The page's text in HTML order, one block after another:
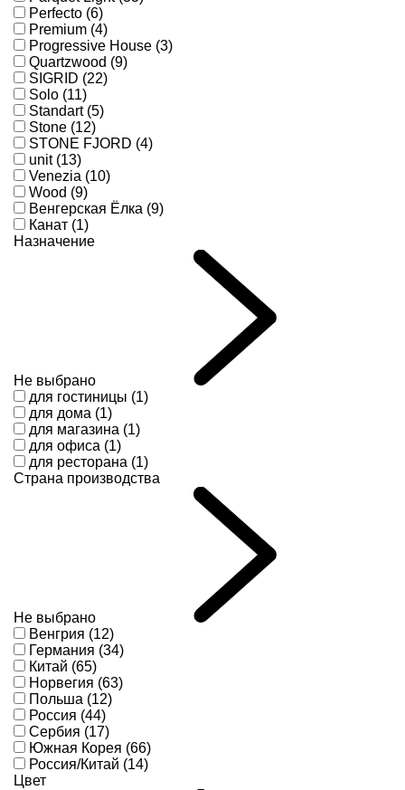
Perfecto (6)
Premium (4)
Progressive House (3)
Quartzwood (9)
SIGRID (22)
Solo (11)
Standart (5)
Stone (12)
STONE FJORD (4)
unit (13)
Venezia (10)
Wood (9)
Венгерская Ёлка (9)
Канат (1)
Назначение
Не выбрано
для гостиницы (1)
для дома (1)
для магазина (1)
для офиса (1)
для ресторана (1)
Страна производства
Не выбрано
Венгрия (12)
Германия (34)
Китай (65)
Норвегия (63)
Польша (12)
Россия (44)
Сербия (17)
Южная Корея (66)
Россия/Китай (14)
Цвет